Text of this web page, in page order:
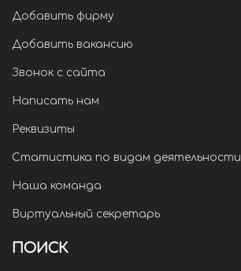
Добавить фирму
Добавить вакансию
Звонок с сайта
Написать нам
Реквизиты
Статистика по видам деятельности
Наша команда
Виртуальный секретарь
ПОИСК